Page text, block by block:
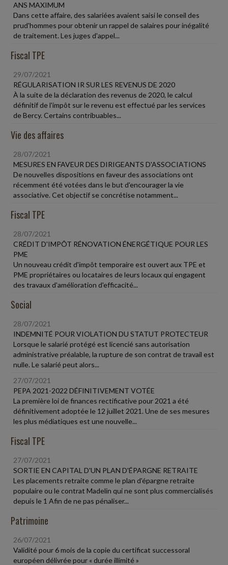
ANS MAXIMUM
Dans cette affaire, des salariées avaient saisi le conseil des
prud'hommes pour obtenir un rappel de salaires pour inégalité
de traitement. Les juges d'appel...
Fiscal TPE
29/07/2021
RÉGULARISATION IR SUR LES REVENUS DE 2020
À la suite de la déclaration des revenus de 2020, le calcul
définitif de l'impôt sur le revenu est effectué par les services
de Bercy. Certains contribuables...
Vie des affaires
28/07/2021
MESURES EN FAVEUR DES DIRIGEANTS D'ASSOCIATIONS
De nouvelles dispositions en faveur des associations ont
récemment été votées dans le but d'encourager la vie
associative. Cet objectif se concrétise notamment...
Fiscal TPE
28/07/2021
CRÉDIT D'IMPÔT RÉNOVATION ÉNERGÉTIQUE POUR LES
PME
Un nouveau crédit d'impôt temporaire est ouvert aux TPE et
PME propriétaires ou locataires de leurs locaux qui engagent
des travaux d'amélioration d'efficacité...
Social
28/07/2021
INDEMNITÉ POUR VIOLATION DU STATUT PROTECTEUR
Lorsque le salarié protégé est licencié sans autorisation
administrative préalable, la rupture de son contrat de travail est
nulle. Le salarié peut alors...
27/07/2021
PEPA 2021-2022 DÉFINITIVEMENT VOTÉE
La première loi de finances rectificative pour 2021 a été
définitivement adoptée le 12 juillet 2021. Une de ses mesures
les plus médiatiques est une nouvelle...
Fiscal TPE
27/07/2021
SORTIE EN CAPITAL D'UN PLAN D'ÉPARGNE RETRAITE
Les placements retraite comme le plan d'épargne retraite
populaire ou le contrat Madelin qui ne sont plus commercialisés
depuis le 1 Afin de ne pas pénaliser...
Patrimoine
26/07/2021
Validité pour 6 mois de la copie du certificat successoral
européen délivrée pour « durée illimité »